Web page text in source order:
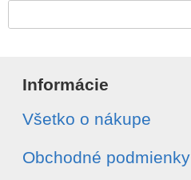
Informácie
Všetko o nákupe
Obchodné podmienky